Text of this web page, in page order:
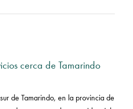
cerca de Tamarindo
de Tamarindo, en la provincia de